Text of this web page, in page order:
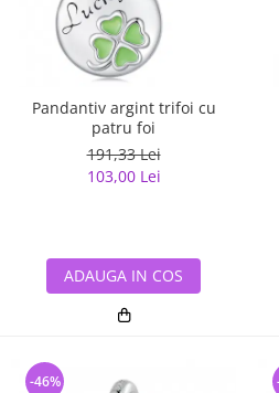
Pandantiv argint trifoi cu
patru foi
191,33 Lei
103,00 Lei
ADAUGA IN COS
-46%